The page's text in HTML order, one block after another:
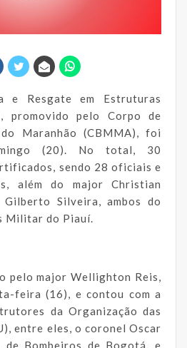
e Resgate em Estruturas
promovido pelo Corpo de
Maranhão (CBMMA), foi
(20). No total, 30
sendo 28 oficiais e
além do major Christian
Silveira, ambos do
Militar do Piauí.
pelo major Wellighton Reis,
feira (16), e contou com a
da Organização das
entre eles, o coronel Oscar
de Bombeiros de Bogotá, e